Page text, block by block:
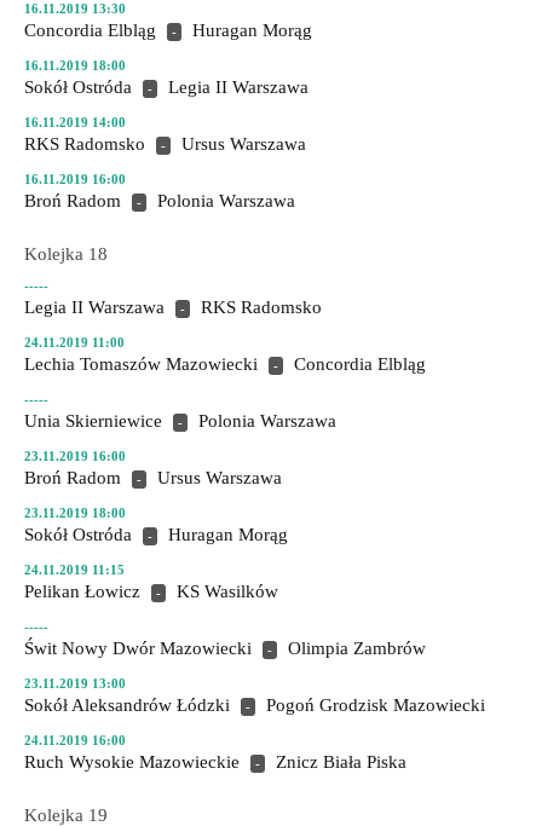
16.11.2019 13:30
Concordia Elbląg - Huragan Morąg
16.11.2019 18:00
Sokół Ostróda - Legia II Warszawa
16.11.2019 14:00
RKS Radomsko - Ursus Warszawa
16.11.2019 16:00
Broń Radom - Polonia Warszawa
Kolejka 18
-----
Legia II Warszawa - RKS Radomsko
24.11.2019 11:00
Lechia Tomaszów Mazowiecki - Concordia Elbląg
-----
Unia Skierniewice - Polonia Warszawa
23.11.2019 16:00
Broń Radom - Ursus Warszawa
23.11.2019 18:00
Sokół Ostróda - Huragan Morąg
24.11.2019 11:15
Pelikan Łowicz - KS Wasilków
-----
Świt Nowy Dwór Mazowiecki - Olimpia Zambrów
23.11.2019 13:00
Sokół Aleksandrów Łódzki - Pogoń Grodzisk Mazowiecki
24.11.2019 16:00
Ruch Wysokie Mazowieckie - Znicz Biała Piska
Kolejka 19